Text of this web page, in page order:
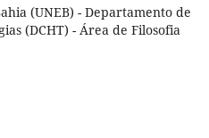
(UNEB) - Departamento de
(DCHT) - Área de Filosofia